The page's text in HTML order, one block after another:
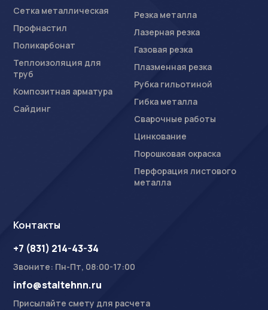
Сетка металлическая
Профнастил
Поликарбонат
Теплоизоляция для
труб
Композитная арматура
Сайдинг
Резка металла
Лазерная резка
Газовая резка
Плазменная резка
Рубка гильотиной
Гибка металла
Сварочные работы
Цинкование
Порошковая окраска
Перфорация листового
металла
Контакты
+7 (831) 214-43-34
Звоните: Пн-Пт, 08:00-17:00
info@staltehnn.ru
Присылайте смету для расчета